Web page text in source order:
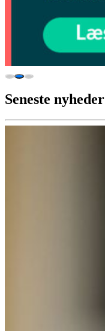
Seneste nyheder